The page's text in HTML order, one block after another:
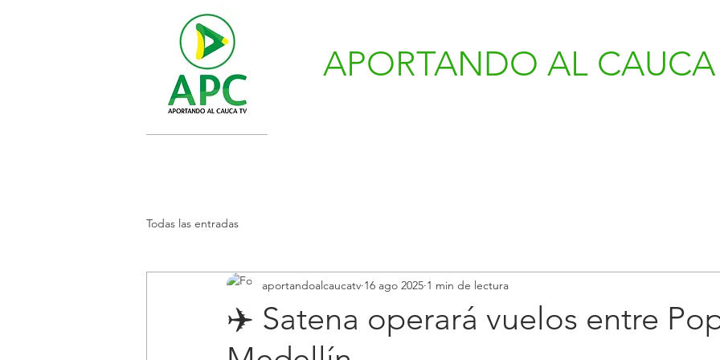
APORTANDO AL CAUCA
Todas las entradas
✈️ Satena operará vuelos entre
aportandoalcaucatv 16 ago 2025 1 min de lectura